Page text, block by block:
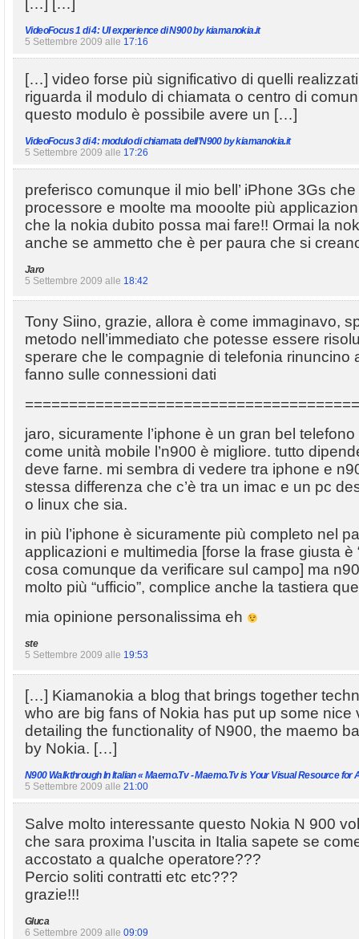
[…] […]
VideoFocus 1 di 4: UI experience di N900 by kiamanokia.it
5 Settembre 2009 alle 17:16
[…] video forse più significativo di quelli
riguarda il modulo di chiamata o centro di
questo modulo è possibile avere un […]
VideoFocus 3 di 4: modulo di chiamata dell’N900 by kiamanokia.it
5 Settembre 2009 alle 17:26
preferisco comunque il mio bell’ iPhone 3Gs
processore e moolte ma mooolte più
che la nokia dubito possa mai fare!! Ormai la
anche se ammetto che è per paura che si
Jaro
5 Settembre 2009 alle 18:42
Tony Siino, grazie, allora è come immaginavo,
metodo nell’immediato che potesse essere
sperare che le compagnie di telefonia rinuncino
fanno sulle connessioni dati
jaro, sicuramente l’iphone è un gran bel
come unità mobile l’n900 è migliore. tutto
deve farne. mi sembra di vedere tra iphone e
stessa differenza che c’è tra un imac e un pc
o linux che sia.
in più l’iphone è sicuramente più completo nel
applicazioni e multimedia [forse la frase giusta è
cosa comunque da verificare sul campo] ma
molto più “ufficio”, complice anche la tastiera
mia opinione personalissima eh
ste
5 Settembre 2009 alle 19:53
[…] Kiamanokia a blog that brings together
who are big fans of Nokia has put up some nice
detailing the functionality of N900, the maemo
by Nokia. […]
N900 Walkthrough In Italian « Maemo.Tv - Maemo.Tv is Your Visual Resource for
5 Settembre 2009 alle 21:00
Salve molto interessante questo Nokia N 900
che sara proxima l’uscita in Italia sapete se
accostato a qualche operatore???
Percio soliti contratti etc etc???
grazie!!!
Gluca
6 Settembre 2009 alle 09:09